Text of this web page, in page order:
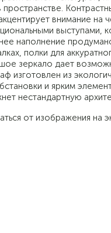
внимание
выступами,
наполнение
полки для
зеркало дает
изготовлен из
и ярким
нестандартную
от изображения на